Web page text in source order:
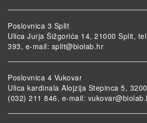
Poslovnica 3 Split
Ulica Jurja Šižgorića 14, 21000 Split,
393, e-mail: split@biolab.hr
Poslovnica 4 Vukovar
Ulica kardinala Alojzija Stepinca 5,
(032) 211 846, e-mail: